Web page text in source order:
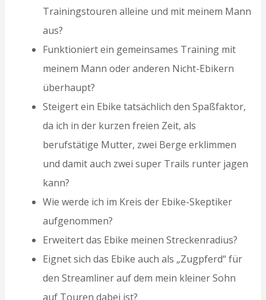
Trainingstouren alleine und mit meinem Mann
aus?
Funktioniert ein gemeinsames Training mit
meinem Mann oder anderen Nicht-Ebikern
überhaupt?
Steigert ein Ebike tatsächlich den Spaßfaktor,
da ich in der kurzen freien Zeit, als
berufstätige Mutter, zwei Berge erklimmen
und damit auch zwei super Trails runter jagen
kann?
Wie werde ich im Kreis der Ebike-Skeptiker
aufgenommen?
Erweitert das Ebike meinen Streckenradius?
Eignet sich das Ebike auch als „Zugpferd“ für
den Streamliner auf dem mein kleiner Sohn
auf Touren dabei ist?